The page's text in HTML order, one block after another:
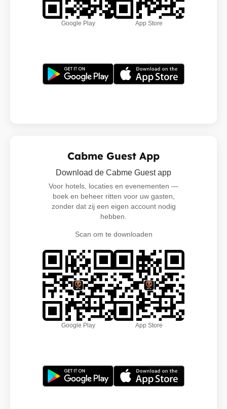
Google Play App Store
Cabme Guest App
Download de Cabme Guest app
Voor hotels, locaties en evenementen —
boek en beheer ritten voor uw gasten,
zonder dat zij een eigen account nodig
hebben.
Scan om te downloaden
Google Play App Store